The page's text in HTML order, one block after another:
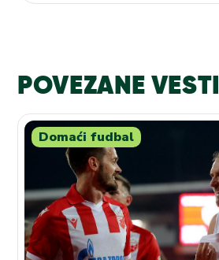
POVEZANE VESTI
Domaći fudbal